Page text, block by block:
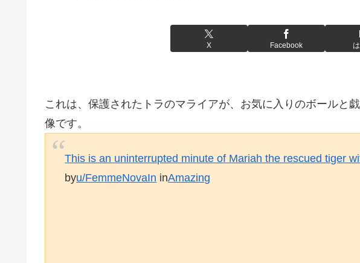
X Facebook
これは、保護されたトラのマライアが、お気に入りのボールと
像です。
This is an uninterrupted minute of Mariah the rescued tiger
byu/FemmeNovaIn inAmazing